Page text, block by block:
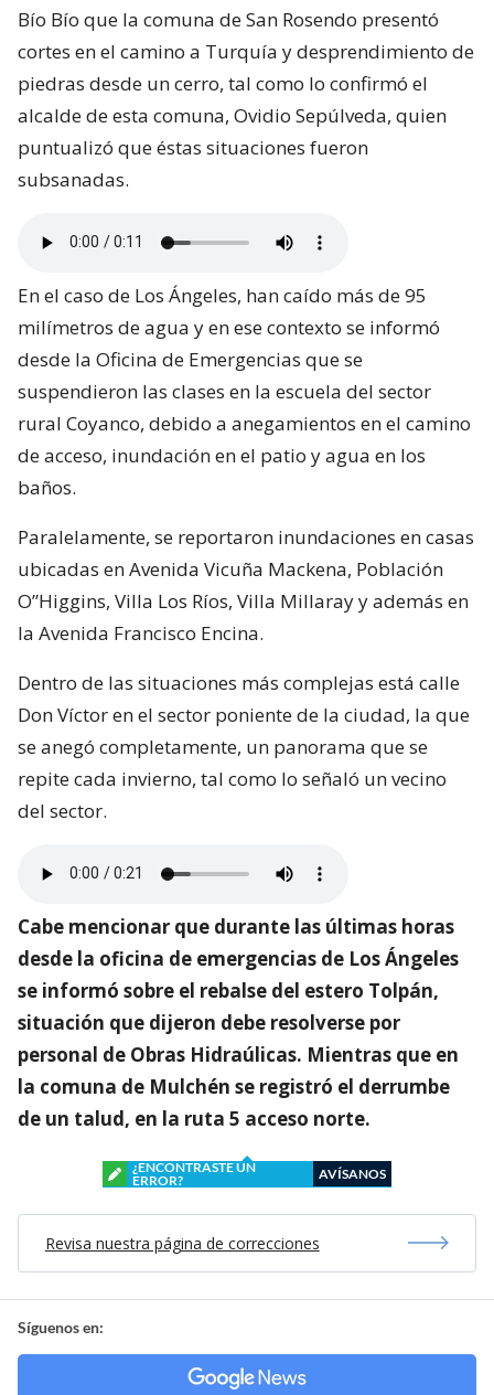
Bío Bío que la comuna de San Rosendo presentó
cortes en el camino a Turquía y desprendimiento de
piedras desde un cerro, tal como lo confirmó el
alcalde de esta comuna, Ovidio Sepúlveda, quien
puntualizó que éstas situaciones fueron
subsanadas.
En el caso de Los Ángeles, han caído más de 95
milímetros de agua y en ese contexto se informó
desde la Oficina de Emergencias que se
suspendieron las clases en la escuela del sector
rural Coyanco, debido a anegamientos en el camino
de acceso, inundación en el patio y agua en los
baños.
Paralelamente, se reportaron inundaciones en casas
ubicadas en Avenida Vicuña Mackena, Población
O”Higgins, Villa Los Ríos, Villa Millaray y además en
la Avenida Francisco Encina.
Dentro de las situaciones más complejas está calle
Don Víctor en el sector poniente de la ciudad, la que
se anegó completamente, un panorama que se
repite cada invierno, tal como lo señaló un vecino
del sector.
Cabe mencionar que durante las últimas horas
desde la oficina de emergencias de Los Ángeles
se informó sobre el rebalse del estero Tolpán,
situación que dijeron debe resolverse por
personal de Obras Hidraúlicas. Mientras que en
la comuna de Mulchén se registró el derrumbe
de un talud, en la ruta 5 acceso norte.
¿ENCONTRASTE UN
ERROR?
AVÍSANOS
Revisa nuestra página de correcciones
Síguenos en: